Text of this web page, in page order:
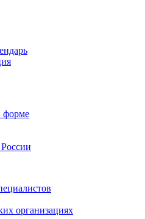
форме
организациях